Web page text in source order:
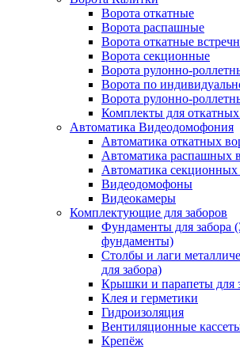
Ворота откатные
Ворота распашные
Ворота откатные
Ворота секционные
Ворота рулонно-
Ворота по
Ворота рулонно-
Комплекты для
Автоматика Видеодомофония
Автоматика откатных
Автоматика распашных
Автоматика секционных
Видеодомофоны
Видеокамеры
Комплектующие для заборов
Фундаменты для забора
фундаменты)
Столбы и лаги
для забора)
Крышки и парапеты для
Клея и герметики
Гидроизоляция
Вентиляционные
Крепёж